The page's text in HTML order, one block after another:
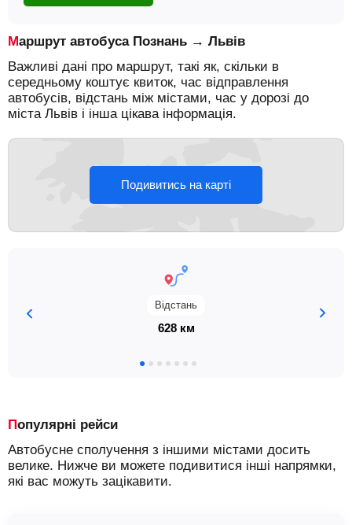
Маршрут автобуса Познань → Львів
Важливі дані про маршрут, такі як, скільки в
середньому коштує квиток, час відправлення
автобусів, відстань між містами, час у дорозі до
міста Львів і інша цікава інформація.
Подивитись на карті
Відстань
628 км
Популярні рейси
Автобусне сполучення з іншими містами досить
велике. Нижче ви можете подивитися інші напрямки,
які вас можуть зацікавити.